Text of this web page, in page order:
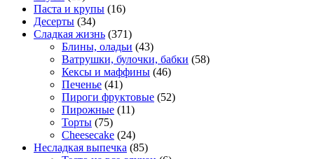
Паста и крупы (16)
Десерты (34)
Сладкая жизнь (371)
Блины, оладьи (43)
Ватрушки, булочки, бабки (58)
Кексы и маффины (46)
Печенье (41)
Пироги фруктовые (52)
Пирожные (11)
Торты (75)
Cheesecake (24)
Несладкая выпечка (85)